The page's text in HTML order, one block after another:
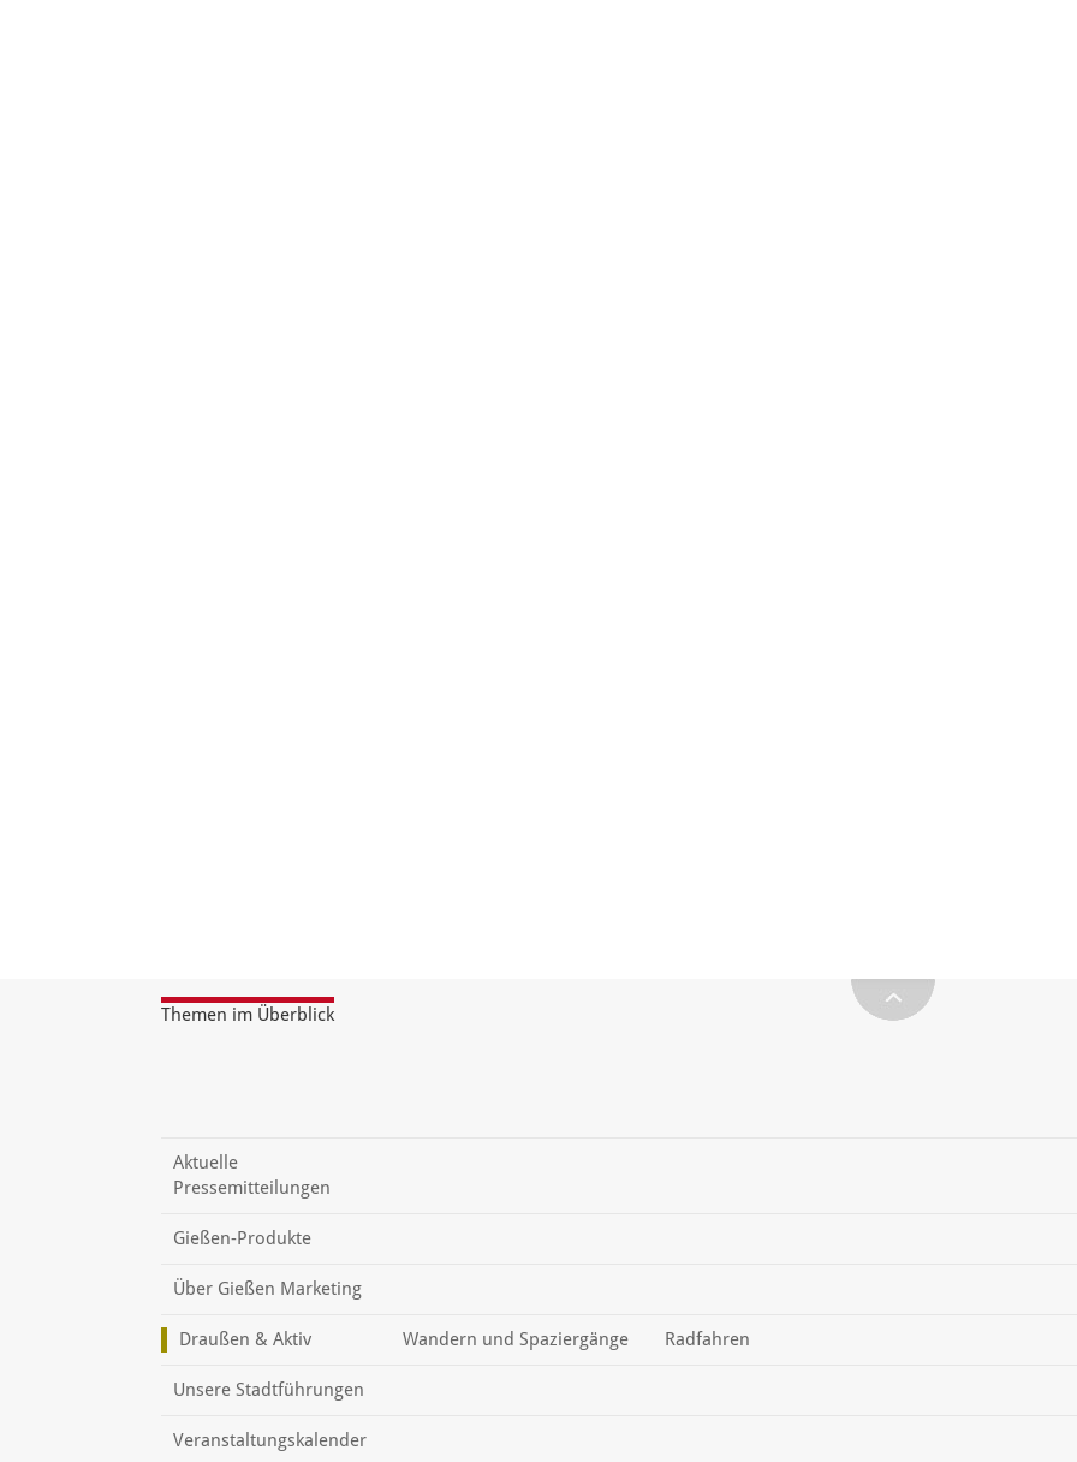
Themen im Überblick
Aktuelle
Pressemitteilungen
Gießen-Produkte
Über Gießen Marketing
Draußen & Aktiv Wandern und Spaziergänge Radfahren
Unsere Stadtführungen
Veranstaltungskalender